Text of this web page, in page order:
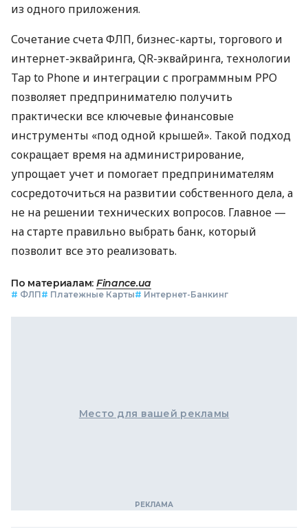
из одного приложения.
Сочетание счета ФЛП, бизнес-карты, торгового и
интернет-эквайринга, QR-эквайринга, технологии
Tap to Phone и интеграции с программным РРО
позволяет предпринимателю получить
практически все ключевые финансовые
инструменты «под одной крышей». Такой подход
сокращает время на администрирование,
упрощает учет и помогает предпринимателям
сосредоточиться на развитии собственного дела, а
не на решении технических вопросов. Главное —
на старте правильно выбрать банк, который
позволит все это реализовать.
По материалам: Finance.ua
# ФЛП# Платежные Карты# Интернет-Банкинг
Место для вашей рекламы